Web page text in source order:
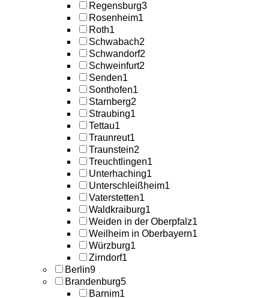
Regensburg3
Rosenheim1
Roth1
Schwabach2
Schwandorf2
Schweinfurt2
Senden1
Sonthofen1
Starnberg2
Straubing1
Tettau1
Traunreut1
Traunstein2
Treuchtlingen1
Unterhaching1
Unterschleißheim1
Vaterstetten1
Waldkraiburg1
Weiden in der Oberpfalz1
Weilheim in Oberbayern1
Würzburg1
Zirndorf1
Berlin9
Brandenburg5
Barnim1